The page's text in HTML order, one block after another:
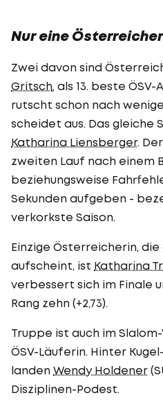
Nur eine
Zwei davon sind
Gritsch, als 13. beste
rutscht schon nach
scheidet aus. Das gleiche
Katharina Liensberger.
zweiten Lauf nach einem
beziehungsweise
Sekunden aufgeben -
verkorkste Saison.
Einzige Österreicherin,
aufscheint, ist Katharina
verbessert sich im Finale
Rang zehn (+2,73).
Truppe ist auch im
ÖSV-Läuferin. Hinter
landen Wendy Holdener
Disziplinen-Podest.